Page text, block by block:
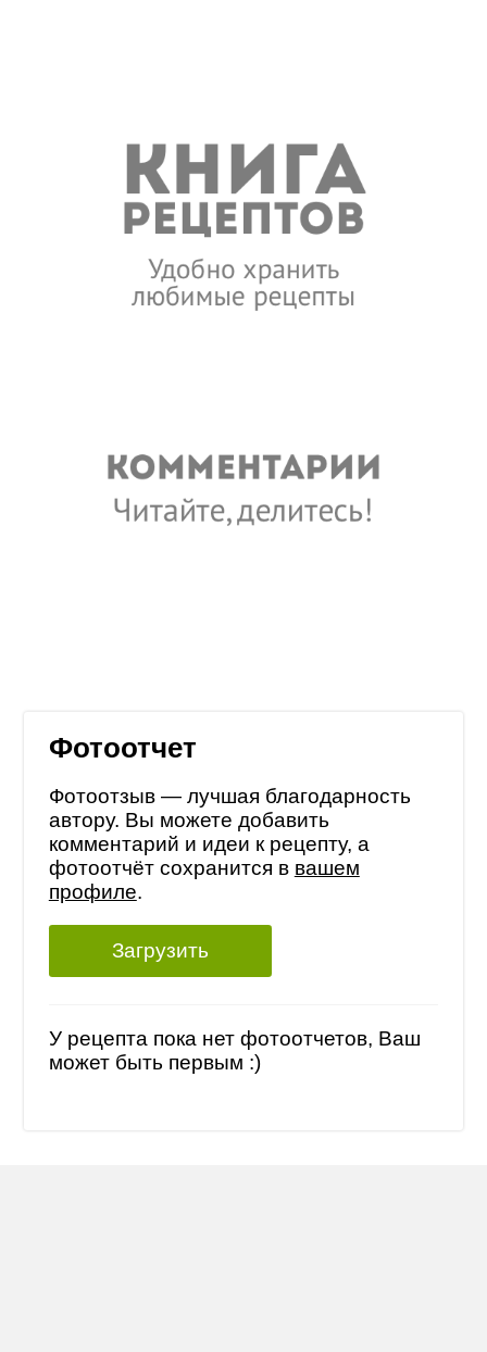
Фотоотчет
Фотоотзыв — лучшая благодарность
автору. Вы можете добавить
комментарий и идеи к рецепту, а
фотоотчёт сохранится в вашем
профиле.
Загрузить
У рецепта пока нет фотоотчетов, Ваш
может быть первым :)